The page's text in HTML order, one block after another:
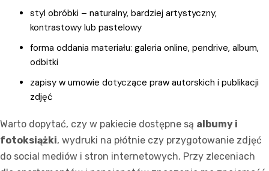
styl obróbki – naturalny, bardziej artystyczny,
kontrastowy lub pastelowy
forma oddania materiału: galeria online, pendrive, album,
odbitki
zapisy w umowie dotyczące praw autorskich i publikacji
zdjęć
Warto dopytać, czy w pakiecie dostępne są albumy i
fotoksiążki, wydruki na płótnie czy przygotowanie zdjęć
do social mediów i stron internetowych. Przy zleceniach